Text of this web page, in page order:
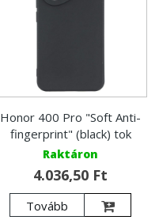
Honor 400 Pro "Soft Anti-
fingerprint" (black) tok
Raktáron
4.036,50 Ft
Tovább